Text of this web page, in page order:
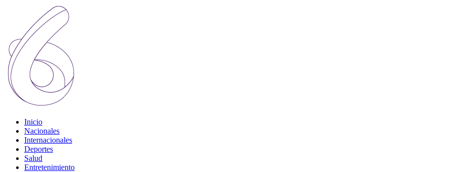
Inicio
Nacionales
Internacionales
Deportes
Salud
Entretenimiento